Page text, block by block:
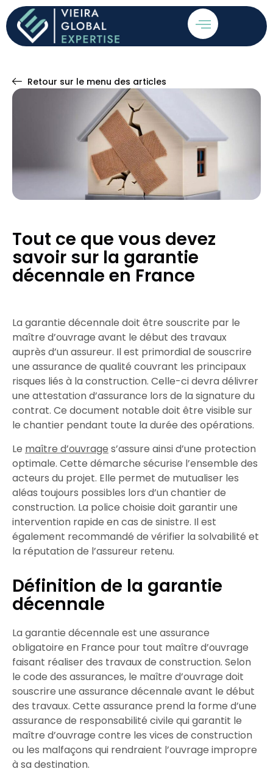
Retour sur le menu des articles
Tout ce que vous devez
savoir sur la garantie
décennale en France
Lagarantie décennale doit être souscrite par le
maître d’ouvrage avant le début des travaux
auprès d’unassureur. Il est primordial de souscrire
une assurance de qualité couvrant les principaux
risques liés à laconstruction. Celle-ci devra délivrer
une attestationd’assurance lors de lasignature du
contrat. Ce document notable doit être visible sur
le chantier pendant toute ladurée des opérations.
Le maître d’ouvrage s’assure ainsi d’une protection
optimale. Cette démarche sécurise l’ensemble des
acteurs du projet. Elle permet de mutualiser les
aléas toujours possibles lors d’un chantier de
construction. La police choisie doit garantirune
intervention rapide en cas de sinistre. Il est
également recommandé de vérifier lasolvabilité et
la réputationde l’assureur retenu.
Définition de la garantie
décennale
La garantie décennale est une assurance
obligatoire en France pour tout maître d’ouvrage
faisant réaliser des travaux de construction. Selon
le code des assurances, le maître d’ouvrage doit
souscrire une assurance décennale avant le début
des travaux. Cette assurance prend la forme d’une
assurance de responsabilité civile qui garantit le
maître d’ouvrage contre les vices de construction
ou les malfaçons qui rendraient l’ouvrage impropre
à sa destination.